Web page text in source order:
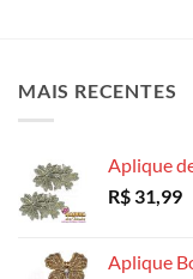
podem
na
página
MAIS RECENTES
Aplique
R$ 31,99
Aplique